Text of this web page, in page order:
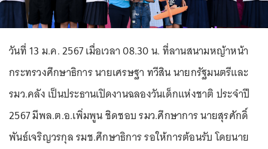
วันที่ 13 ม.ค. 2567 เมื่อเวลา 08.30 น. ที่ลานสนามหญ้าหน้า
กระทรวงศึกษาธิการ นายเศรษฐา ทวีสิน นายกรัฐมนตรีและ
รมว.คลัง เป็นประธานเปิดงานฉลองวันเด็กแห่งชาติ ประจำปี
2567 มีพล.ต.อ.เพิ่มพูน ชิดชอบ รมว.ศึกษาการ นายสุรศักดิ์
พันธ์เจริญวรกุล รมช.ศึกษาธิการ รอให้การต้อนรับ โดยนาย